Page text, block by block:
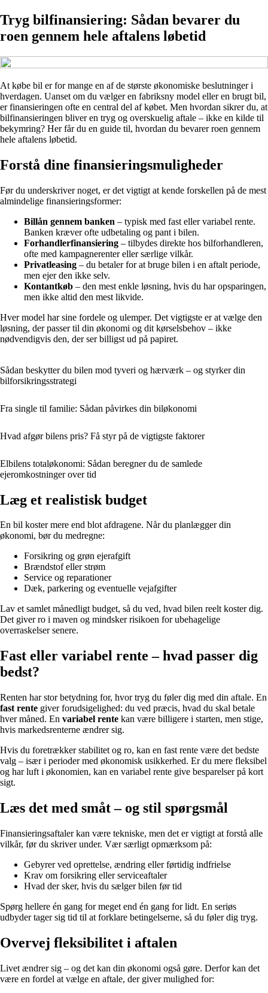
Tryg bilfinansiering: Sådan bevarer du
roen gennem hele aftalens løbetid
At købe bil er for mange en af de største økonomiske beslutninger i
hverdagen. Uanset om du vælger en fabriksny model eller en brugt bil,
er finansieringen ofte en central del af købet. Men hvordan sikrer du, at
bilfinansieringen bliver en tryg og overskuelig aftale – ikke en kilde til
bekymring? Her får du en guide til, hvordan du bevarer roen gennem
hele aftalens løbetid.
Forstå dine finansieringsmuligheder
Før du underskriver noget, er det vigtigt at kende forskellen på de mest
almindelige finansieringsformer:
Billån gennem banken – typisk med fast eller variabel rente.
Banken kræver ofte udbetaling og pant i bilen.
Forhandlerfinansiering – tilbydes direkte hos bilforhandleren,
ofte med kampagnerenter eller særlige vilkår.
Privatleasing – du betaler for at bruge bilen i en aftalt periode,
men ejer den ikke selv.
Kontantkøb – den mest enkle løsning, hvis du har opsparingen,
men ikke altid den mest likvide.
Hver model har sine fordele og ulemper. Det vigtigste er at vælge den
løsning, der passer til din økonomi og dit kørselsbehov – ikke
nødvendigvis den, der ser billigst ud på papiret.
Sådan beskytter du bilen mod tyveri og hærværk – og styrker din
bilforsikringsstrategi
Fra single til familie: Sådan påvirkes din biløkonomi
Hvad afgør bilens pris? Få styr på de vigtigste faktorer
Elbilens totaløkonomi: Sådan beregner du de samlede
ejeromkostninger over tid
Læg et realistisk budget
En bil koster mere end blot afdragene. Når du planlægger din
økonomi, bør du medregne:
Forsikring og grøn ejerafgift
Brændstof eller strøm
Service og reparationer
Dæk, parkering og eventuelle vejafgifter
Lav et samlet månedligt budget, så du ved, hvad bilen reelt koster dig.
Det giver ro i maven og mindsker risikoen for ubehagelige
overraskelser senere.
Fast eller variabel rente – hvad passer dig
bedst?
Renten har stor betydning for, hvor tryg du føler dig med din aftale. En
fast rente giver forudsigelighed: du ved præcis, hvad du skal betale
hver måned. En variabel rente kan være billigere i starten, men stige,
hvis markedsrenterne ændrer sig.
Hvis du foretrækker stabilitet og ro, kan en fast rente være det bedste
valg – især i perioder med økonomisk usikkerhed. Er du mere fleksibel
og har luft i økonomien, kan en variabel rente give besparelser på kort
sigt.
Læs det med småt – og stil spørgsmål
Finansieringsaftaler kan være tekniske, men det er vigtigt at forstå alle
vilkår, før du skriver under. Vær særligt opmærksom på:
Gebyrer ved oprettelse, ændring eller førtidig indfrielse
Krav om forsikring eller serviceaftaler
Hvad der sker, hvis du sælger bilen før tid
Spørg hellere én gang for meget end én gang for lidt. En seriøs
udbyder tager sig tid til at forklare betingelserne, så du føler dig tryg.
Overvej fleksibilitet i aftalen
Livet ændrer sig – og det kan din økonomi også gøre. Derfor kan det
være en fordel at vælge en aftale, der giver mulighed for: